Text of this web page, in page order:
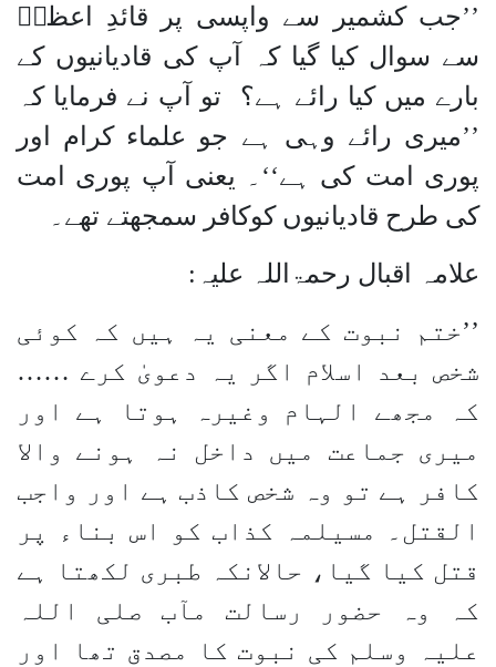
’’جب کشمیر سے واپسی پر قائدِ اعظمؒ
سے سوال کیا گیا کہ آپ کی قادیانیوں کے
بارے میں کیا رائے ہے؟ تو آپ نے فرمایا کہ
’’میری رائے وہی ہے جو علماء کرام اور
پوری امت کی ہے‘‘۔ یعنی آپ پوری امت
کی طرح قادیانیوں کوکافر سمجھتے تھے۔
علامہ اقبال رحمۃاللہ علیہ:
’’ختم نبوت کے معنی یہ ہیں کہ کوئی
شخص بعد اسلام اگر یہ دعویٰ کرے ……
کہ مجھے الہام وغیرہ ہوتا ہے اور
میری جماعت میں داخل نہ ہونے والا
کافر ہے تو وہ شخص کاذب ہے اور واجب
القتل۔ مسیلمہ کذاب کو اس بناء پر
قتل کیا گیا، حالانکہ طبری لکھتا ہے
کہ وہ حضور رسالت مآب صلی اللہ
علیہ وسلم کی نبوت کا مصدق تھا اور